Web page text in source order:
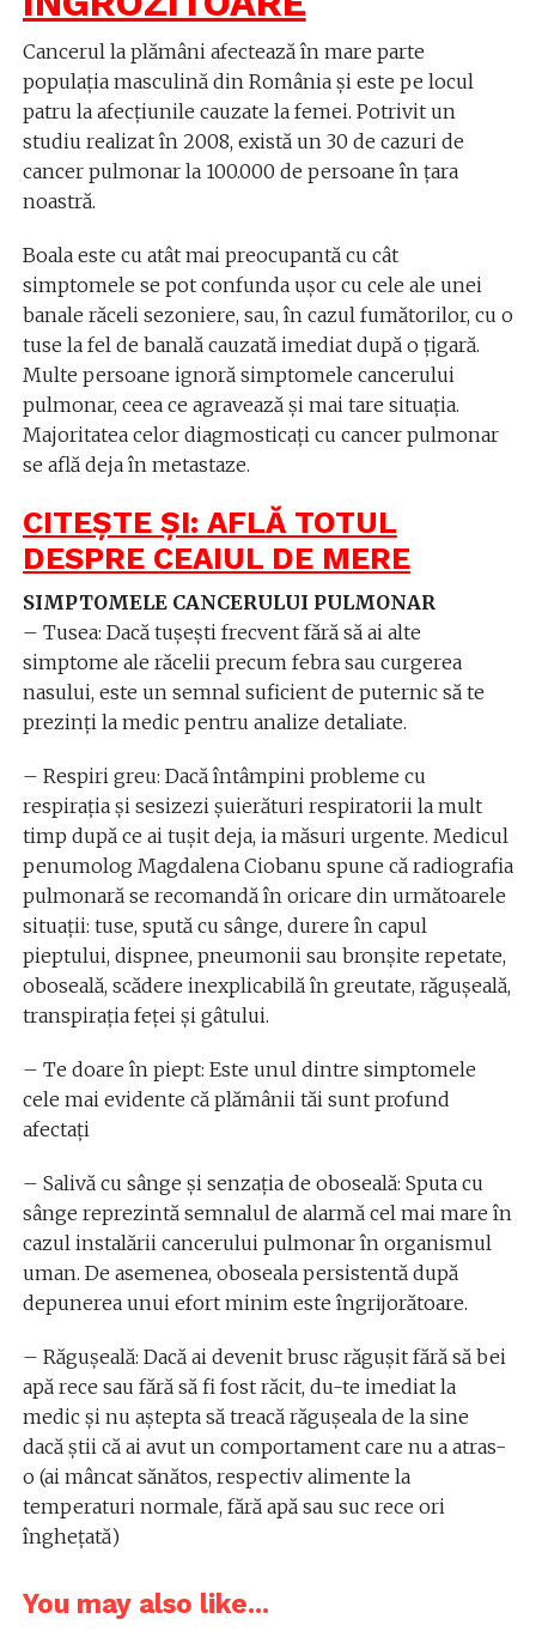
Cancerul la plămâni afectează în mare parte
populația masculină din România și este pe locul
patru la afecțiunile cauzate la femei. Potrivit un
studiu realizat în 2008, există un 30 de cazuri de
cancer pulmonar la 100.000 de persoane în țara
noastră.
Boala este cu atât mai preocupantă cu cât
simptomele se pot confunda ușor cu cele ale unei
banale răceli sezoniere, sau, în cazul fumătorilor, cu o
tuse la fel de banală cauzată imediat după o țigară.
Multe persoane ignoră simptomele cancerului
pulmonar, ceea ce agravează și mai tare situația.
Majoritatea celor diagmosticați cu cancer pulmonar
se află deja în metastaze.
CITEȘTE ȘI: AFLĂ TOTUL
DESPRE CEAIUL DE MERE
SIMPTOMELE CANCERULUI PULMONAR
– Tusea: Dacă tușești frecvent fără să ai alte
simptome ale răcelii precum febra sau curgerea
nasului, este un semnal suficient de puternic să te
prezinți la medic pentru analize detaliate.
– Respiri greu: Dacă întâmpini probleme cu
respirația și sesizezi șuierături respiratorii la mult
timp după ce ai tușit deja, ia măsuri urgente. Medicul
penumolog Magdalena Ciobanu spune că radiografia
pulmonară se recomandă în oricare din următoarele
situații: tuse, spută cu sânge, durere în capul
pieptului, dispnee, pneumonii sau bronșite repetate,
oboseală, scădere inexplicabilă în greutate, răgușeală,
transpirația feței și gâtului.
– Te doare în piept: Este unul dintre simptomele
cele mai evidente că plămânii tăi sunt profund
afectați
– Salivă cu sânge și senzația de oboseală: Sputa cu
sânge reprezintă semnalul de alarmă cel mai mare în
cazul instalării cancerului pulmonar în organismul
uman. De asemenea, oboseala persistentă după
depunerea unui efort minim este îngrijorătoare.
– Răgușeală: Dacă ai devenit brusc răgușit fără să bei
apă rece sau fără să fi fost răcit, du-te imediat la
medic și nu aștepta să treacă răgușeala de la sine
dacă știi că ai avut un comportament care nu a atras-
o (ai mâncat sănătos, respectiv alimente la
temperaturi normale, fără apă sau suc rece ori
înghețată)
You may also like...